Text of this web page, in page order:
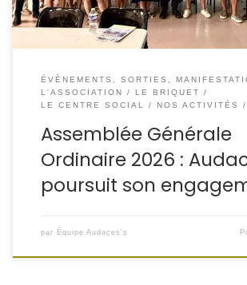
ÉVÈNEMENTS, SORTIES,
L'ASSOCIATION
LE BRIQUET
LE CENTRE SOCIAL
NOS ACTIVITÉS
Assemblée Générale
Ordinaire 2026 :
poursuit son
par Équipe Audaces's